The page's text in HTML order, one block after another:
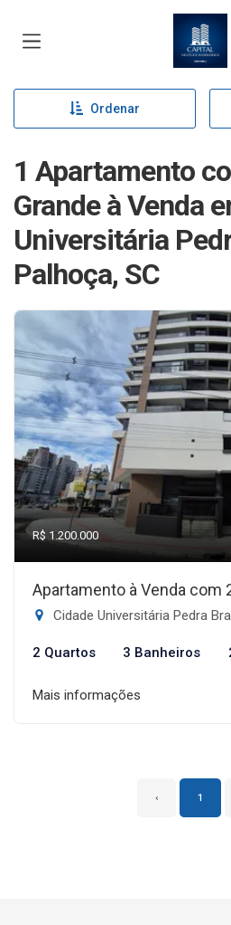
Página
Ordenar
1 Apartamento
Grande à Venda
Universitária
Palhoça, SC
R$ 1.200.000
Apartamento à Venda com
Cidade Universitária Pedra
2 Quartos 3 Banheiros
Mais informações
‹ 1